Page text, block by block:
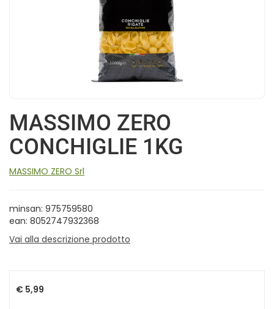
MASSIMO ZERO
CONCHIGLIE 1KG
MASSIMO ZERO Srl
minsan: 975759580
ean: 8052747932368
Vai alla descrizione prodotto
Prezzo
€ 5,99